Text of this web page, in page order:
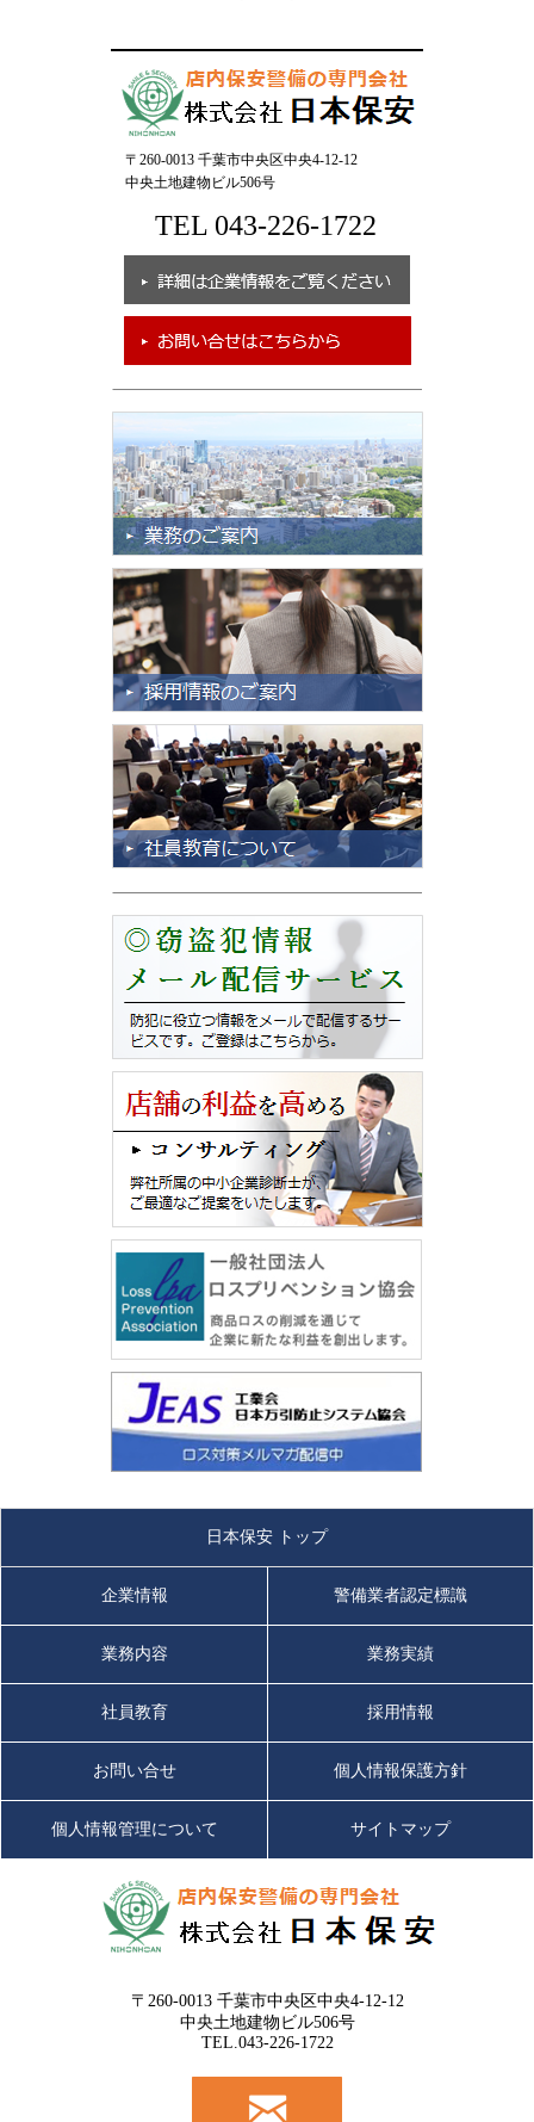
〒260-0013 千葉市中央区中央4-12-12
中央土地建物ビル506号
TEL 043-226-1722
日本保安 トップ
企業情報 警備業者認定標識
業務内容 業務実績
社員教育 採用情報
お問い合せ 個人情報保護方針
個人情報管理について サイトマップ
〒260-0013 千葉市中央区中央4-12-12
中央土地建物ビル506号
TEL.043-226-1722